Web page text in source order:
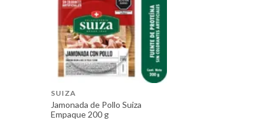
SUIZA
Jamonada de Pollo Suiza
Empaque 200 g